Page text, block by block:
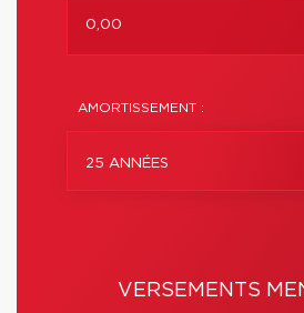
AMORTISSEMENT :
25 ANNÉES
VERSEMENTS